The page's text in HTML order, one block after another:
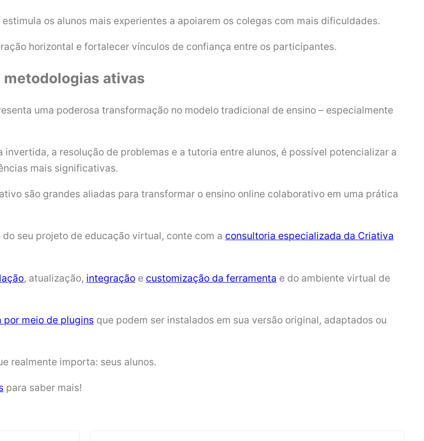
os alunos mais experientes a apoiarem os colegas com mais dificuldades.
horizontal e fortalecer vínculos de confiança entre os participantes.
metodologias ativas
uma poderosa transformação no modelo tradicional de ensino – especialmente
a resolução de problemas e a tutoria entre alunos, é possível potencializar a
mais significativas.
são grandes aliadas para transformar o ensino online colaborativo em uma prática
seu projeto de educação virtual, conte com a consultoria especializada da Criativa
, atualização, integração e customização da ferramenta e do ambiente virtual de
por meio de plugins que podem ser instalados em sua versão original, adaptados ou
realmente importa: seus alunos.
para saber mais!